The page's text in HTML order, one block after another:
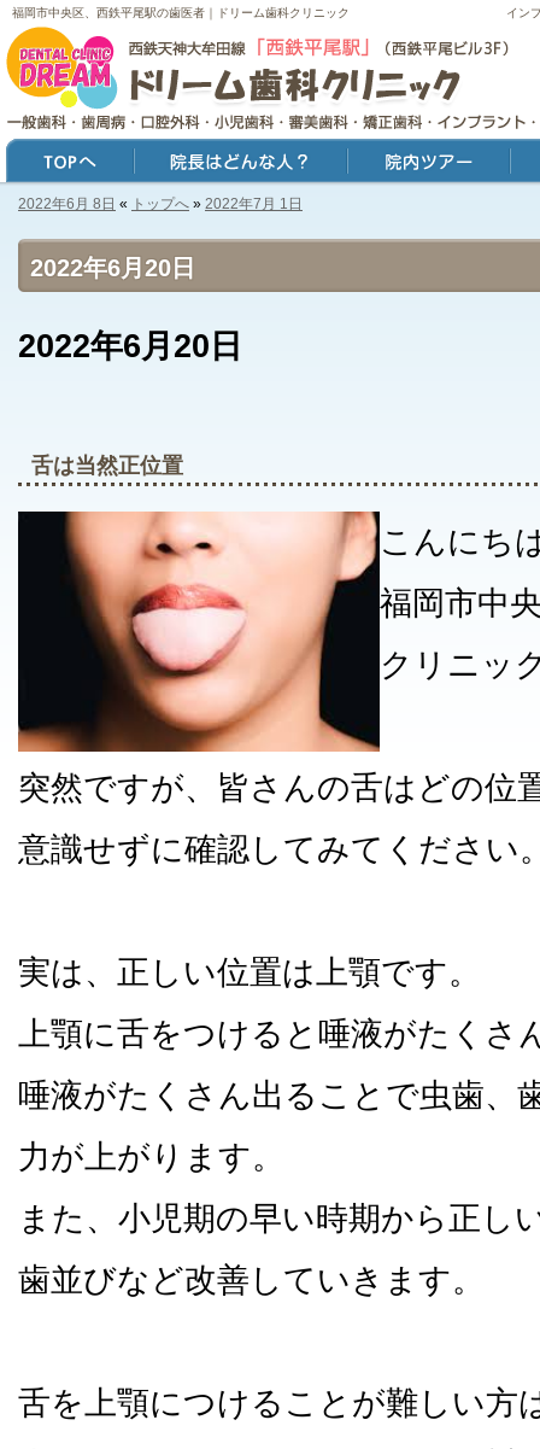
2022年6月20日
イン
福岡市中央区、西鉄平尾駅の歯医者｜ドリーム歯科クリニック
2022年6月 8日 « トップへ » 2022年7月 1日
2022年6月20日
舌は当然正位置
こんにち
福岡市中
クリニッ
突然ですが、皆さんの舌はどの位
意識せずに確認してみてください
実は、正しい位置は上顎です。
上顎に舌をつけると唾液がたくさ
唾液がたくさん出ることで虫歯、
力が上がります。
また、小児期の早い時期から正し
歯並びなど改善していきます。
舌を上顎につけることが難しい方
トップ 院長はどんな人？